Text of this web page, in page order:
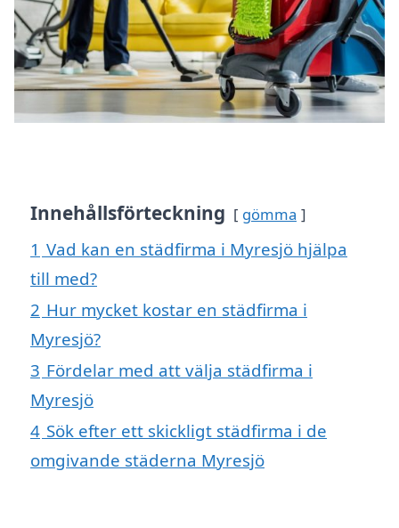
Innehållsförteckning gömma
1 Vad kan en städfirma i Myresjö hjälpa
till med?
2 Hur mycket kostar en städfirma i
Myresjö?
3 Fördelar med att välja städfirma i
Myresjö
4 Sök efter ett skickligt städfirma i de
omgivande städerna Myresjö